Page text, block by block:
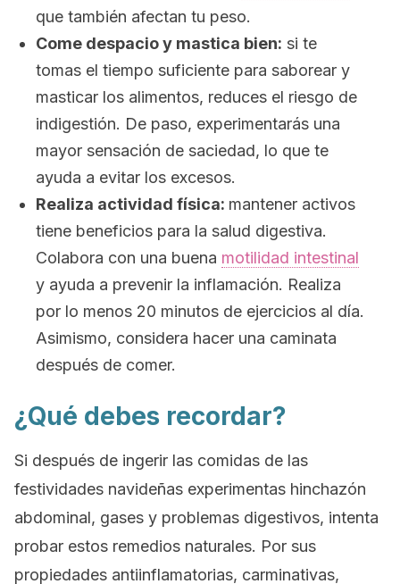
que también afectan tu peso.
Come despacio y mastica bien: si te
tomas el tiempo suficiente para saborear y
masticar los alimentos, reduces el riesgo de
indigestión. De paso, experimentarás una
mayor sensación de saciedad, lo que te
ayuda a evitar los excesos.
Realiza actividad física: mantener activos
tiene beneficios para la salud digestiva.
Colabora con una buena motilidad intestinal
y ayuda a prevenir la inflamación. Realiza
por lo menos 20 minutos de ejercicios al día.
Asimismo, considera hacer una caminata
después de comer.
¿Qué debes recordar?
Si después de ingerir las comidas de las
festividades navideñas experimentas hinchazón
abdominal, gases y problemas digestivos, intenta
probar estos remedios naturales. Por sus
propiedades antiinflamatorias, carminativas,